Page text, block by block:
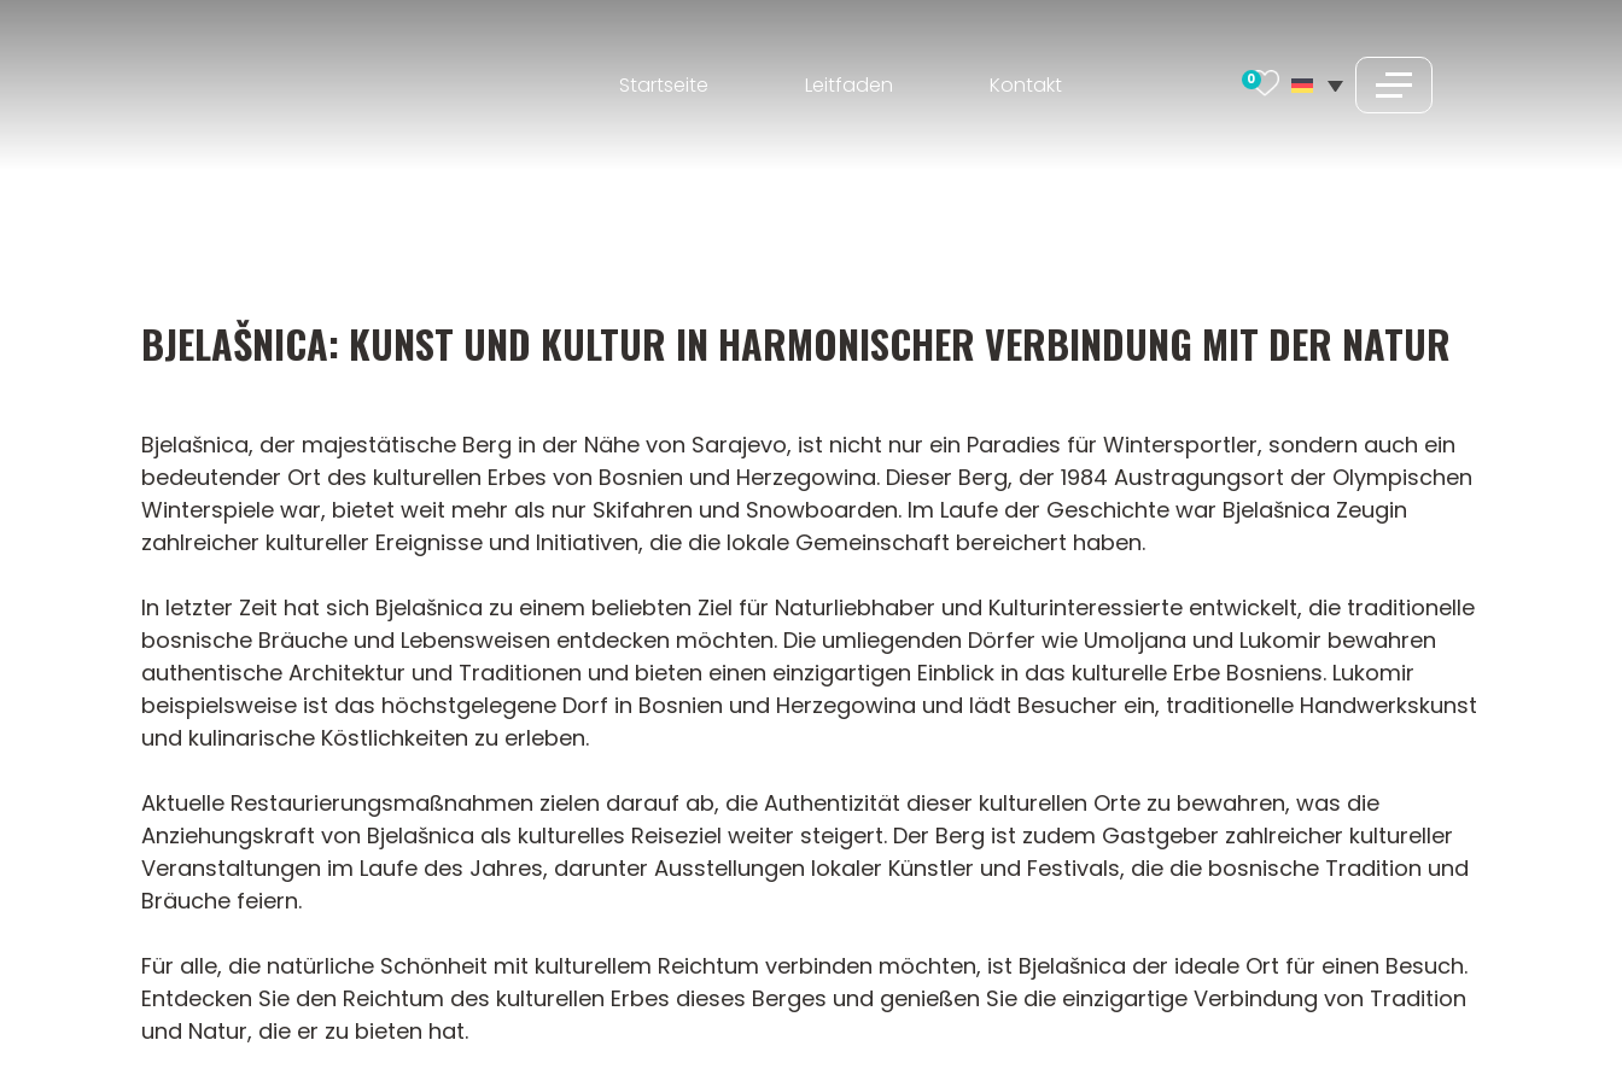
Startseite Leitfaden Kontakt 0
BJELAŠNICA: KUNST UND KULTUR IN HARMONISCHER VERBINDUNG MIT DER NATUR
Bjelašnica, der majestätische Berg in der Nähe von Sarajevo, ist nicht nur ein Paradies für Wintersportler, sondern auch ein
bedeutender Ort des kulturellen Erbes von Bosnien und Herzegowina. Dieser Berg, der 1984 Austragungsort der Olympischen
Winterspiele war, bietet weit mehr als nur Skifahren und Snowboarden. Im Laufe der Geschichte war Bjelašnica Zeugin
zahlreicher kultureller Ereignisse und Initiativen, die die lokale Gemeinschaft bereichert haben.
In letzter Zeit hat sich Bjelašnica zu einem beliebten Ziel für Naturliebhaber und Kulturinteressierte entwickelt, die traditionelle
bosnische Bräuche und Lebensweisen entdecken möchten. Die umliegenden Dörfer wie Umoljana und Lukomir bewahren
authentische Architektur und Traditionen und bieten einen einzigartigen Einblick in das kulturelle Erbe Bosniens. Lukomir
beispielsweise ist das höchstgelegene Dorf in Bosnien und Herzegowina und lädt Besucher ein, traditionelle Handwerkskunst
und kulinarische Köstlichkeiten zu erleben.
Aktuelle Restaurierungsmaßnahmen zielen darauf ab, die Authentizität dieser kulturellen Orte zu bewahren, was die
Anziehungskraft von Bjelašnica als kulturelles Reiseziel weiter steigert. Der Berg ist zudem Gastgeber zahlreicher kultureller
Veranstaltungen im Laufe des Jahres, darunter Ausstellungen lokaler Künstler und Festivals, die die bosnische Tradition und
Bräuche feiern.
Für alle, die natürliche Schönheit mit kulturellem Reichtum verbinden möchten, ist Bjelašnica der ideale Ort für einen Besuch.
Entdecken Sie den Reichtum des kulturellen Erbes dieses Berges und genießen Sie die einzigartige Verbindung von Tradition
und Natur, die er zu bieten hat.